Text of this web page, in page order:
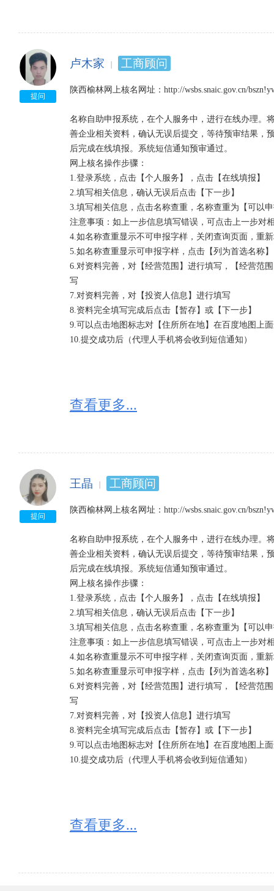
提问
卢木家 工商顾问
陕西榆林网上核名网址：http://wsbs.snaic.gov.cn/
名称自助申报系统，在个人服务中，进行在线办理。
善企业相关资料，确认无误后提交，等待预审结果，
后完成在线填报。系统短信通知预审通过。
网上核名操作步骤：
1.登录系统，点击【个人服务】，点击【在线填报】
2.填写相关信息，确认无误后点击【下一步】
3.填写相关信息，点击名称查重，名称查重为【可以
注意事项：如上一步信息填写错误，可点击上一步对
4.如名称查重显示不可申报字样，关闭查询页面，重
5.如名称查重显示可申报字样，点击【列为首选名称
6.对资料完善，对【经营范围】进行填写，【经营范
写
7.对资料完善，对【投资人信息】进行填写
8.资料完全填写完成后点击【暂存】或【下一步】
9.可以点击地图标志对【住所所在地】在百度地图上
10.提交成功后（代理人手机将会收到短信通知）
查看更多...
提问
王晶 工商顾问
陕西榆林网上核名网址：http://wsbs.snaic.gov.cn/
名称自助申报系统，在个人服务中，进行在线办理。
善企业相关资料，确认无误后提交，等待预审结果，
后完成在线填报。系统短信通知预审通过。
网上核名操作步骤：
1.登录系统，点击【个人服务】，点击【在线填报】
2.填写相关信息，确认无误后点击【下一步】
3.填写相关信息，点击名称查重，名称查重为【可以
注意事项：如上一步信息填写错误，可点击上一步对
4.如名称查重显示不可申报字样，关闭查询页面，重
5.如名称查重显示可申报字样，点击【列为首选名称
6.对资料完善，对【经营范围】进行填写，【经营范
写
7.对资料完善，对【投资人信息】进行填写
8.资料完全填写完成后点击【暂存】或【下一步】
9.可以点击地图标志对【住所所在地】在百度地图上
10.提交成功后（代理人手机将会收到短信通知）
查看更多...